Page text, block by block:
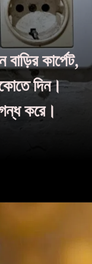
কার্পেট,
দিন।
করে।